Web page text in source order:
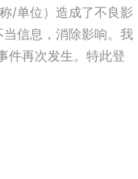
/单位）造成了不良影
信息，消除影响。我
件再次发生。特此登